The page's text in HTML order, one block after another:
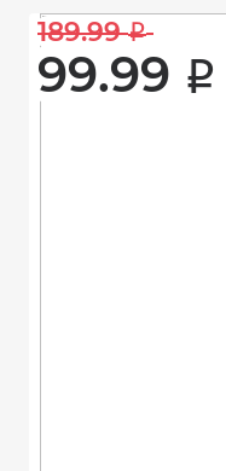
189.99 i
99.99 i